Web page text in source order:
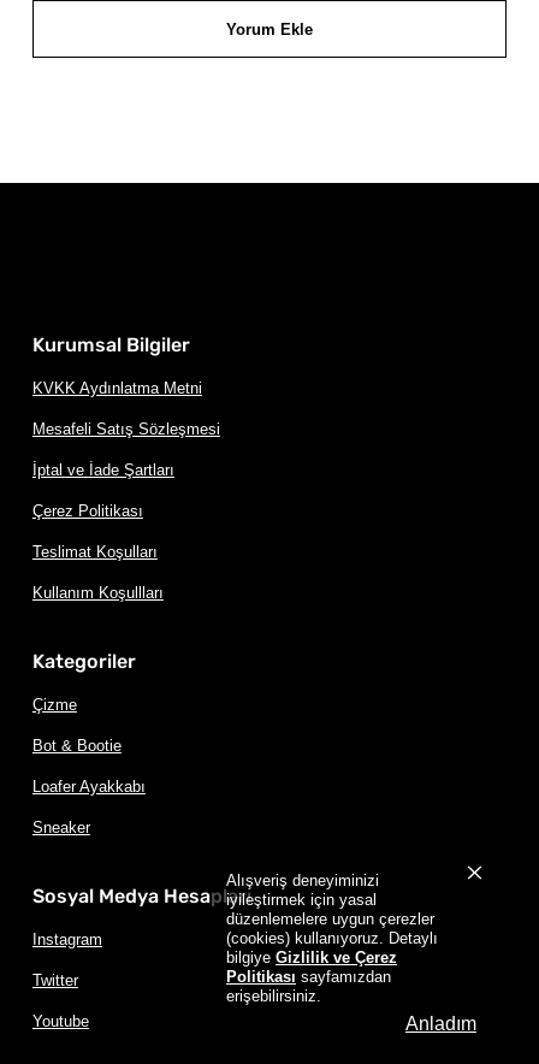
Alışveriş deneyiminizi
iyileştirmek için yasal
düzenlemelere uygun çerezler
(cookies) kullanıyoruz. Detaylı
bilgiye Gizlilik ve Çerez
Politikası sayfamızdan
erişebilirsiniz.
Anladım
Yorum Ekle
Kurumsal Bilgiler
KVKK Aydınlatma Metni
Mesafeli Satış Sözleşmesi
İptal ve İade Şartları
Çerez Politikası
Teslimat Koşulları
Kullanım Koşullları
Kategoriler
Çizme
Bot & Bootie
Loafer Ayakkabı
Sneaker
Sosyal Medya Hesapları
Instagram
Twitter
Youtube